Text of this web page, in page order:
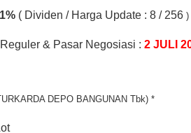
( Dividen / Harga Update : 8 / 256 )
& Pasar Negosiasi : 2 JULI
DEPO BANGUNAN Tbk) *